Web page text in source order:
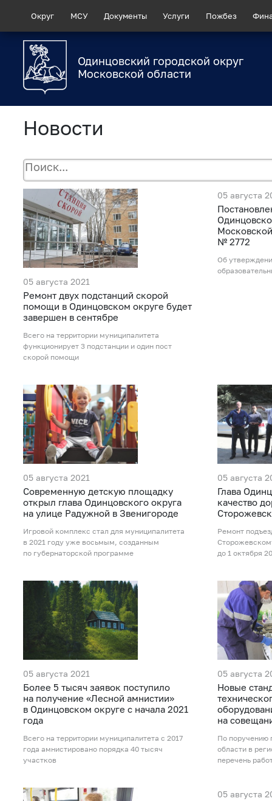
Округ МСУ Документы Услуги Пожбез
Одинцовский городской округ
Московской области
Новости
05 августа 2021
Ремонт двух подстанций скорой
помощи в Одинцовском округе будет
завершен в сентябре
Всего на территории муниципалитета
функционирует 3 подстанции и один пост
скорой помощи
05 августа
№ 2772
Об
05 августа 2021
Современную детскую площадку
открыл глава Одинцовского округа
на улице Радужной в Звенигороде
Игровой комплекс стал для муниципалитета
в 2021 году уже восьмым, созданным
по губернаторской программе
05 августа
Глава
качество
Ремонт
до 1 октября
05 августа 2021
Более 5 тысяч заявок поступило
на получение «Лесной амнистии»
в Одинцовском округе с начала 2021
года
Всего на территории муниципалитета с 2017
года амнистировано порядка 40 тысяч
участков
05 августа
Новые
на
По поручению
области в
перечень
05 августа